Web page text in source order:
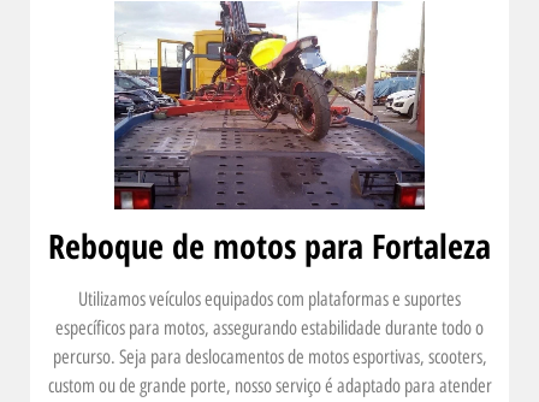
Reboque de motos para Fortaleza
Utilizamos veículos equipados com plataformas e suportes
específicos para motos, assegurando estabilidade durante todo o
percurso. Seja para deslocamentos de motos esportivas, scooters,
custom ou de grande porte, nosso serviço é adaptado para atender